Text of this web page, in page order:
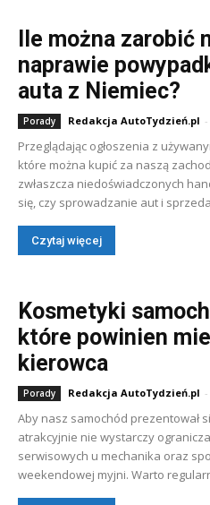
Ile można zarobić
naprawie
auta z Niemiec?
Porady Redakcja AutoTydzień.pl -
Przeglądając ogłoszenia z
które można kupić za naszą
zwłaszcza niedoświadczonych
się, czy sprowadzanie aut i
Czytaj więcej
Kosmetyki
które powinien
kierowca
Porady Redakcja AutoTydzień.pl -
Aby nasz samochód prezentował
atrakcyjnie nie wystarczy
serwisowych u mechanika oraz
weekendowej myjni. Warto